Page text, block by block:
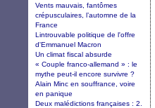
Vents mauvais, fantômes
crépusculaires, l’automne de la
France
Lintrouvable politique de l'offre
d'Emmanuel Macron
Un climat fiscal absurde
« Couple franco-allemand » : le
mythe peut-il encore survivre ?
Alain Minc en souffrance, voire
en panique
Deux malédictions françaises : 2.